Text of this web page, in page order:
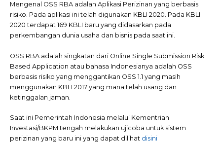
Mengenal OSS RBA adalah Aplikasi Perizinan yang berbasis
risiko. Pada aplikasi ini telah digunakan KBLI 2020. Pada KBLI
2020 terdapat 169 KBLI baru yang didasarkan pada
perkembangan dunia usaha dan bisnis pada saat ini.
OSS RBA adalah singkatan dari Online Single Submission Risk
Based Application atau bahasa Indonesianya adalah OSS
berbasis risiko yang menggantikan OSS 1.1 yang masih
menggunakan KBLI 2017 yang mana telah usang dan
ketinggalan jaman.
Saat ini Pemerintah Indonesia melalui Kementrian
Investasi/BKPM tengah melakukan ujicoba untuk sistem
perizinan yang baru ini yang dapat dilihat disini